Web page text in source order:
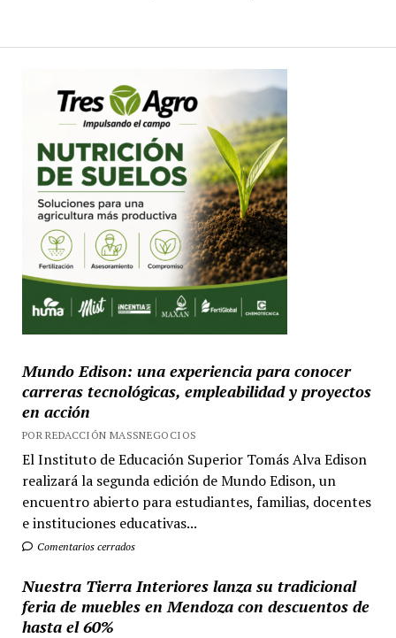
Mundo Edison: una experiencia para conocer
carreras tecnológicas, empleabilidad y proyectos
en acción
POR REDACCIÓN MASSNEGOCIOS
El Instituto de Educación Superior Tomás Alva Edison
realizará la segunda edición de Mundo Edison, un
encuentro abierto para estudiantes, familias, docentes
e instituciones educativas...
Comentarios cerrados
Nuestra Tierra Interiores lanza su tradicional
feria de muebles en Mendoza con descuentos de
hasta el 60%